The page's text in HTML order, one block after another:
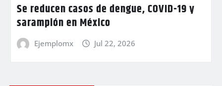
Se reducen casos de dengue, COVID-19 y
sarampión en México
Ejemplomx Jul 22, 2026